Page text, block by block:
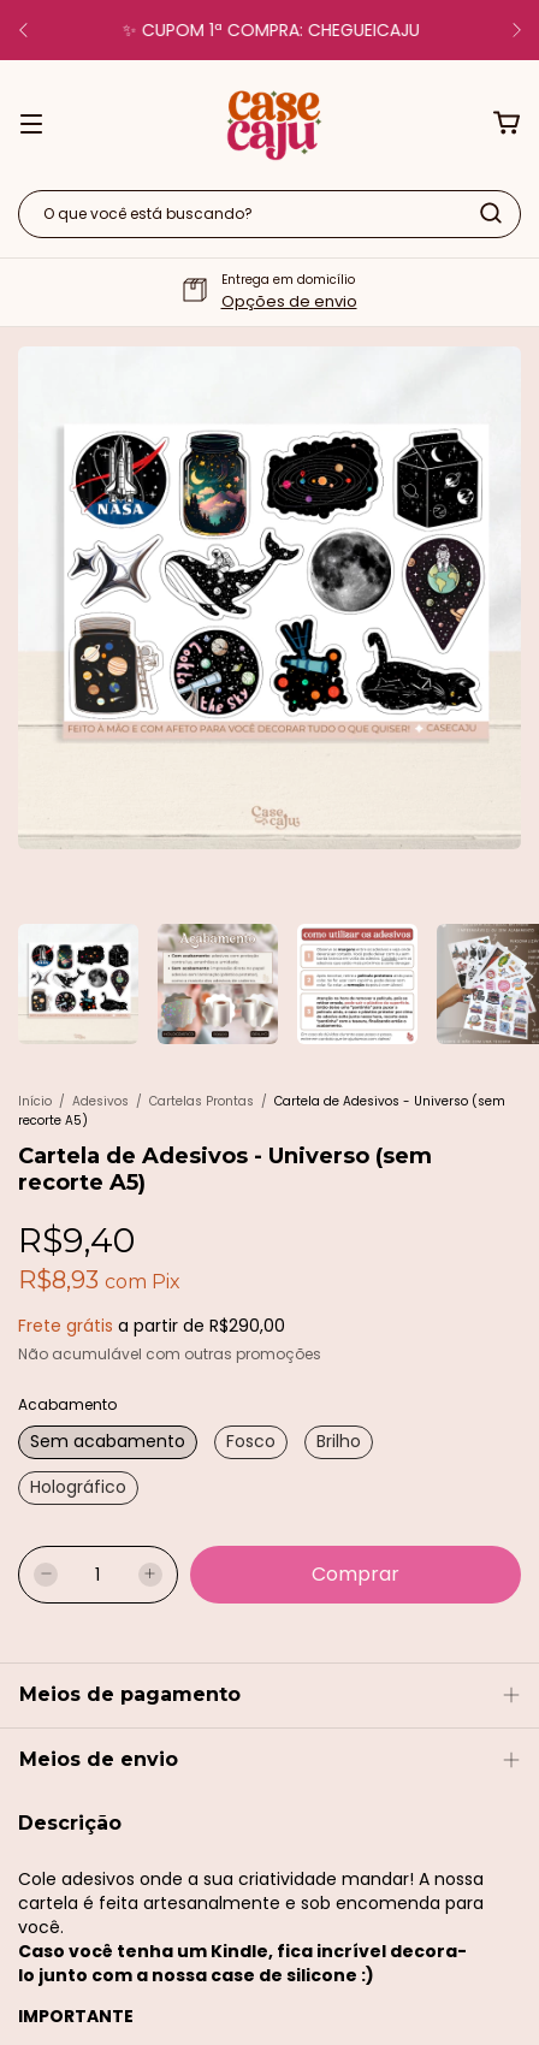
✨ CUPOM 1ª COMPRA: CHEGUEICAJU
Entrega em domicílio
Opções de envio
Início / Adesivos / Cartelas Prontas / Cartela de Adesivos - Universo (sem
recorte A5)
Cartela de Adesivos - Universo (sem
recorte A5)
R$9,40
R$8,93 com Pix
Frete grátis a partir de R$290,00
Não acumulável com outras promoções
Acabamento
Sem acabamento Fosco
Brilho
Holográfico
Meios de pagamento
Meios de envio
Descrição
Cole adesivos onde a sua criatividade mandar! A nossa
cartela é feita artesanalmente e sob encomenda para
você.
Caso você tenha um Kindle, fica incrível decora-
lo junto com a nossa case de silicone :)
IMPORTANTE